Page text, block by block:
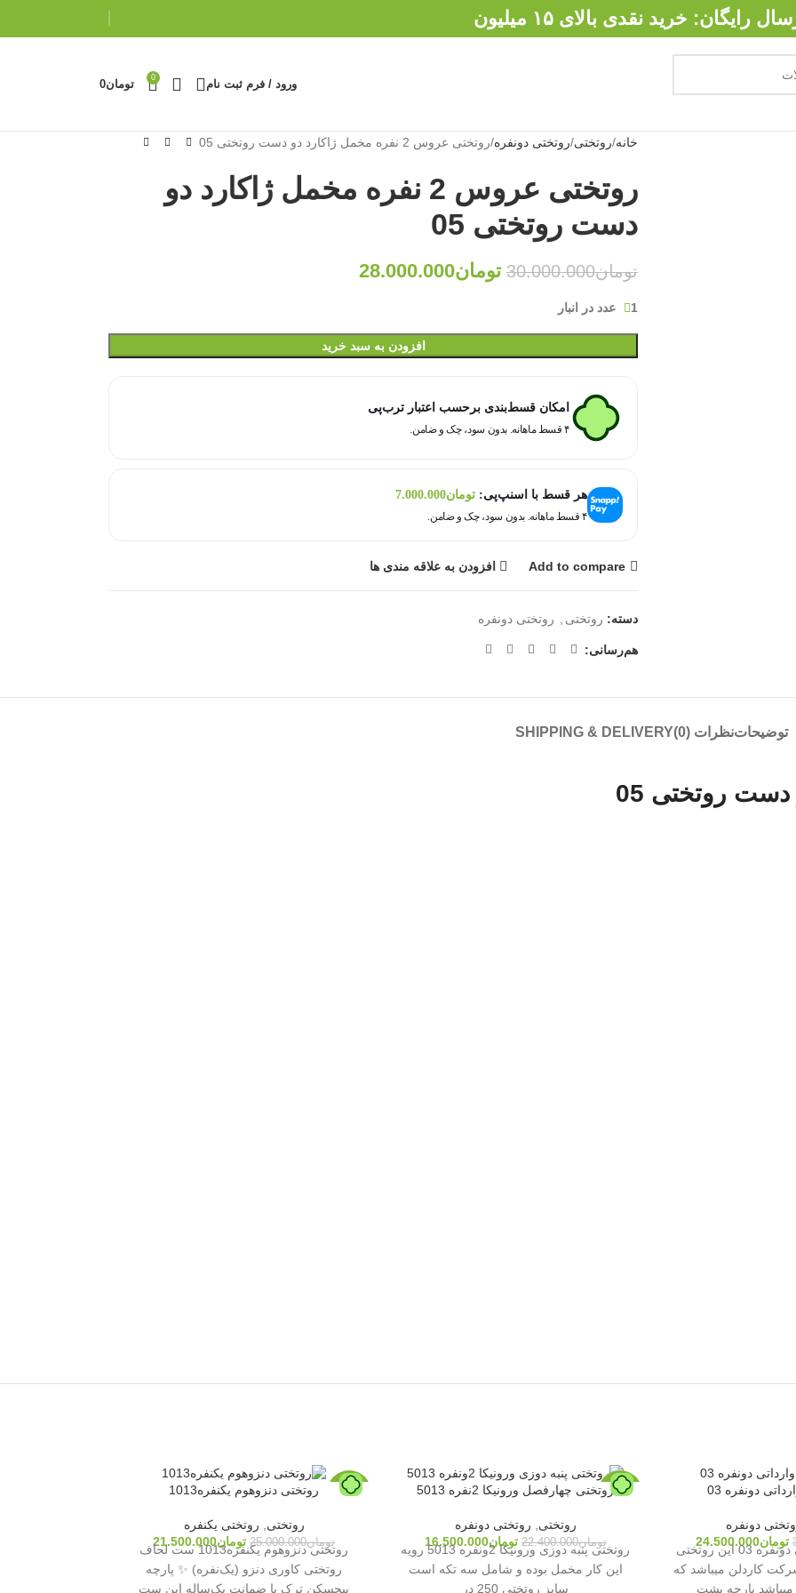
رایگان: خرید نقدی بالای ۱۵ میلیون
ورود / فرم ثبت نام
0
تومان0
خانه روتختی روتختی دونفره روتختی عروس 2 نفره مخمل ژاکارد دو دست روتختی 05
روتختی عروس 2 نفره مخمل ژاکارد دو
دست روتختی 05
تومان30.000.000 تومان28.000.000
1 عدد در انبار
افزودن به سبد خرید
امکان قسط‌بندی برحسب اعتبار ترب‌پی
۴ قسط ماهانه. بدون سود، چک و ضامن.
هر قسط با اسنپ‌پی: تومان7.000.000
۴ قسط ماهانه. بدون سود، چک و ضامن.
Add to compare افزودن به علاقه مندی ها
دسته: روتختی روتختی دونفره
هم‌رسانی:
توضیحاتنظرات (0) SHIPPING & DELIVERY
دونفره 03
دونفره
تومان24.500.000
روتختی تدی وارداتی دونفره 03 این روتختی
کاردلن میباشد که
پارچه پشت
-26%روتختی چهارفصل ورونیکا 2نفره 5013
روتختی روتختی دونفره
تومان22.400.000 تومان16.500.000
روتختی پنبه دوزی ورونیکا 2ونفره 5013 رویه
این کار مخمل بوده و شامل سه تکه است
سایز روتختی 250 در
-14% روتختی دنزوهوم یکنفره1013
روتختی روتختی یکنفره
تومان25.000.000 تومان21.500.000
روتختی دنزوهوم یکنفره1013 ست لحاف
روتختی کاوری دنزو (یک‌نفره) ✨ پارچه
پیچسکن ترک با ضمانت یک‌ساله این ست